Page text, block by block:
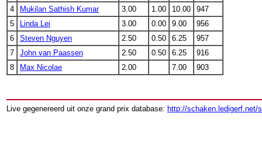
4
Mukilan Sathish Kumar 3.00 1.00 10.00
947
5
Linda Lei 3.00 0.00 9.00
956
6
Steven Nguyen 2.50 0.50 6.25
957
7
John van Paassen 2.50 0.50 6.25
916
8
Max Nicolae 2.00 7.00 903
Live gegenereerd uit onze grand prix database: http://schaken.ledigerf.net/